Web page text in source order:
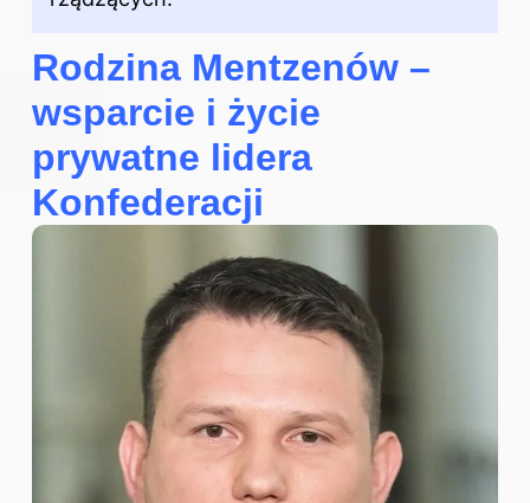
Rodzina Mentzenów –
wsparcie i życie
prywatne lidera
Konfederacji